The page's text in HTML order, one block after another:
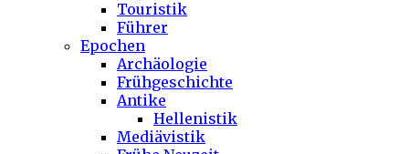
Touristik
Führer
Epochen
Archäologie
Frühgeschichte
Antike
Hellenistik
Mediävistik